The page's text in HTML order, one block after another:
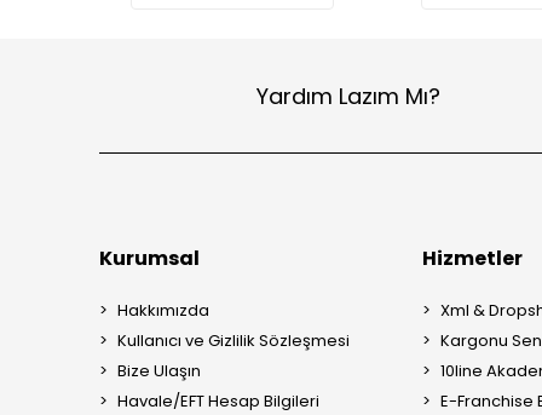
Yardım Lazım Mı?
Kurumsal
Hakkımızda
Kullanıcı ve Gizlilik Sözleşmesi
Bize Ulaşın
Havale/EFT Hesap Bilgileri
Hizmetler
Xml &
Kargonu
10line
E-Franchise